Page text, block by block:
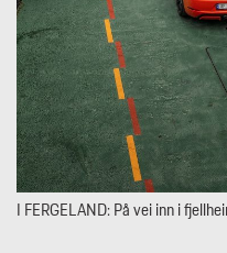
I FERGELAND: På vei inn i